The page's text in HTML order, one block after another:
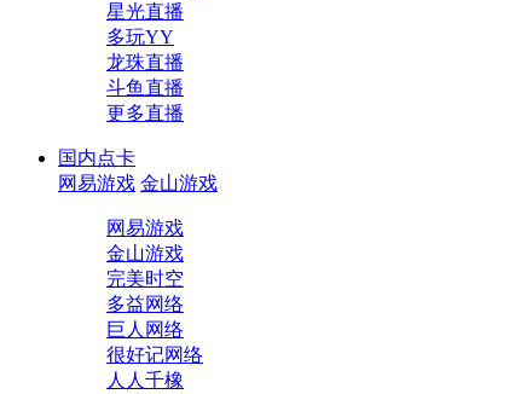
星光直播
多玩YY
龙珠直播
斗鱼直播
更多直播
国内点卡
网易游戏 金山游戏
网易游戏
金山游戏
完美时空
多益网络
巨人网络
很好记网络
人人千橡